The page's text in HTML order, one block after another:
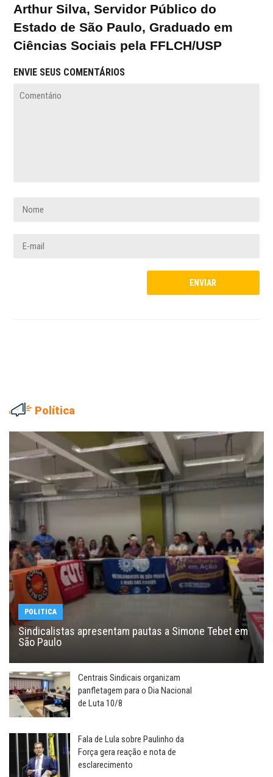
Arthur Silva, Servidor Público do
Estado de São Paulo, Graduado em
Ciências Sociais pela FFLCH/USP
ENVIE SEUS COMENTÁRIOS
Política
POLITICA
Sindicalistas apresentam pautas a Simone Tebet em
São Paulo
Centrais Sindicais organizam
panfletagem para o Dia Nacional
de Luta 10/8
Fala de Lula sobre Paulinho da
Força gera reação e nota de
esclarecimento